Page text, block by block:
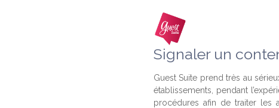
Signaler un
Guest Suite prend très au
établissements, pendant
procédures afin de traiter les